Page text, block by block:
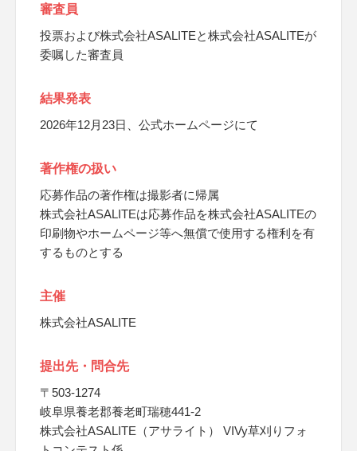
審査員
投票および株式会社ASALITEと株式会社ASALITEが
委嘱した審査員
結果発表
2026年12月23日、公式ホームページにて
著作権の扱い
応募作品の著作権は撮影者に帰属
株式会社ASALITEは応募作品を株式会社ASALITEの
印刷物やホームページ等へ無償で使用する権利を有
するものとする
主催
株式会社ASALITE
提出先・問合先
〒503-1274
岐阜県養老郡養老町瑞穂441-2
株式会社ASALITE（アサライト） VIVy草刈りフォ